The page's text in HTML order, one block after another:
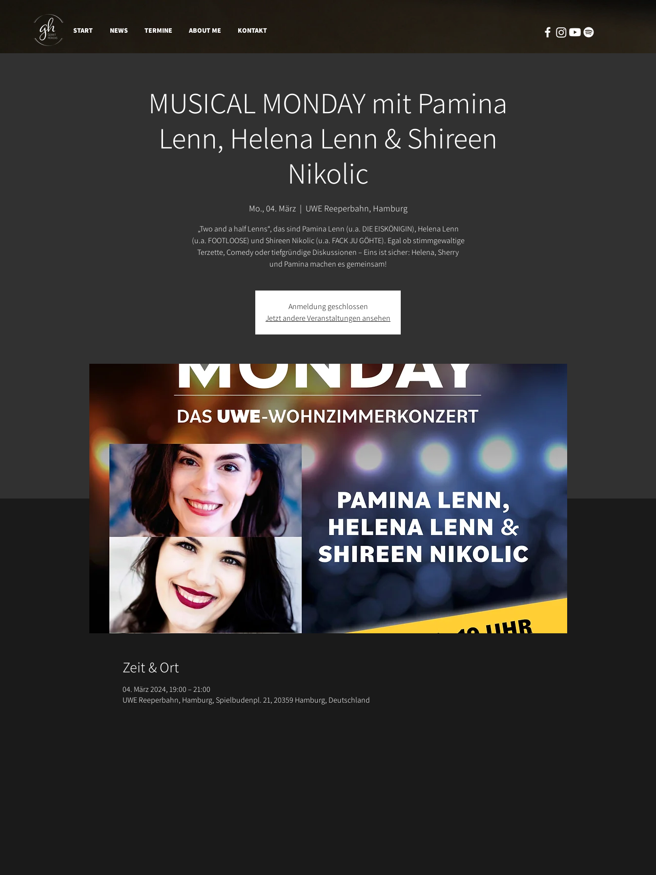
START NEWS TERMINE ABOUT ME KONTAKT
MUSICAL MONDAY mit Pamina
Lenn, Helena Lenn & Shireen
Nikolic
Mo., 04. März
  |
UWE Reeperbahn, Hamburg
„Two and a half Lenns“, das sind Pamina Lenn (u.a. DIE EISKÖNIGIN), Helena Lenn
(u.a. FOOTLOOSE) und Shireen Nikolic (u.a. FACK JU GÖHTE). Egal ob stimmgewaltige
Terzette, Comedy oder tiefgründige Diskussionen – Eins ist sicher: Helena, Sherry
und Pamina machen es gemeinsam!
Anmeldung geschlossen
Jetzt andere Veranstaltungen ansehen
Zeit & Ort
04. März 2024, 19:00 – 21:00
UWE Reeperbahn, Hamburg, Spielbudenpl. 21, 20359 Hamburg, Deutschland